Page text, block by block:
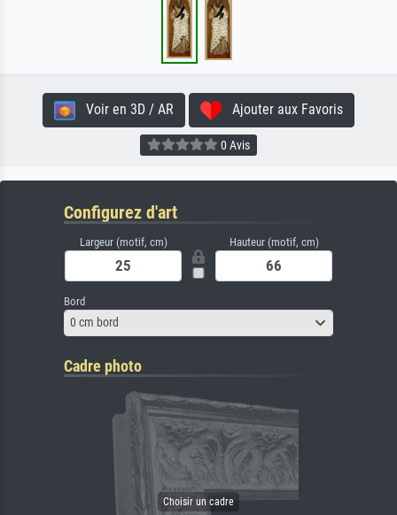
Voir en 3D / AR Ajouter aux Favoris
0 Avis
Configurez d'art
Largeur (motif, cm) Hauteur (motif, cm)
Bord
0 cm bord
Cadre photo